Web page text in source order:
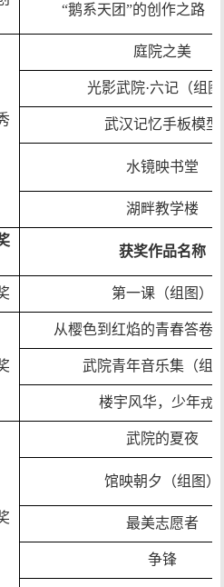
“鹅系天团”的创作之路（
庭院之美
光影武院·六记（组
武汉记忆手板模型
水镜映书堂
湖畔教学楼
获奖作品名称
第一课（组图）
从樱色到红焰的青春答卷
武院青年音乐集（组
楼宇风华，少年戎
武院的夏夜
馆映朝夕（组图）
最美志愿者
争锋